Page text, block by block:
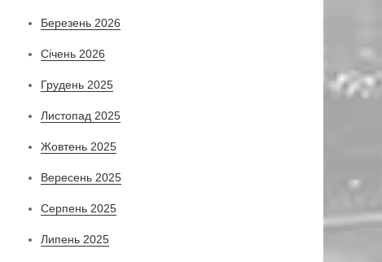
Березень 2026
Січень 2026
Грудень 2025
Листопад 2025
Жовтень 2025
Вересень 2025
Серпень 2025
Липень 2025